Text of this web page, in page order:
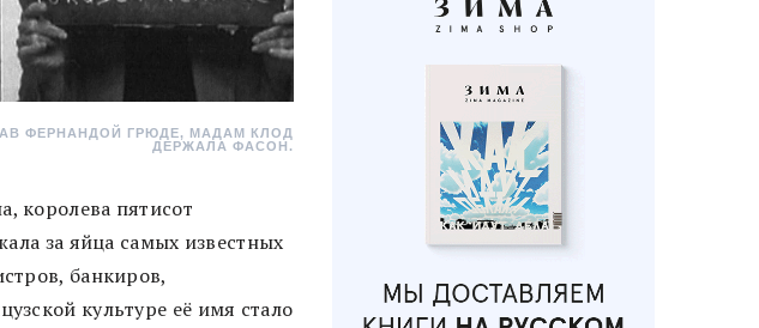
ФЕРНАНДОЙ ГРЮДЕ, МАДАМ КЛОД
ДЕРЖАЛА ФАСОН.
королева пятисот
за яйца самых известных
банкиров,
культуре её имя стало